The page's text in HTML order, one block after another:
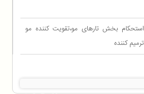
استحکام بخش تارهای مو،تقویت کننده مو
ترمیم کننده